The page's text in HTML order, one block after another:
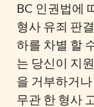
BC 인권법에
형사 유죄 판
하를 차별 할
는 당신이 지
을 거부하거
무관 한 형사